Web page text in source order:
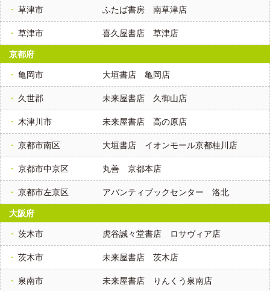
草津市 ふたば書房 南草津店
草津市 喜久屋書店 草津店
京都府
亀岡市 大垣書店 亀岡店
久世郡 未来屋書店 久御山店
木津川市 未来屋書店 高の原店
京都市南区 大垣書店 イオンモール京都桂川店
京都市中京区 丸善 京都本店
京都市左京区 アバンティブックセンター 洛北
大阪府
茨木市 虎谷誠々堂書店 ロサヴィア店
茨木市 未来屋書店 茨木店
泉南市 未来屋書店 りんくう泉南店